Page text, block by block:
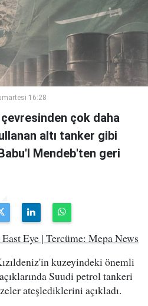
16:28
çok daha
altı tanker gibi
Mendeb'ten geri
Eye | Tercüme: Mepa News
kuzeyindeki önemli
Suudi petrol tankeri
ateşlediklerini açıkladı.